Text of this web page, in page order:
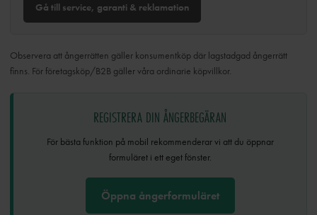
Gå till service, garanti & reklamation
Observera att ångerrätten gäller konsumentköp där lagstadgad ångerrätt
finns. För företagsköp/B2B gäller våra ordinarie köpvillkor.
REGISTRERA DIN ÅNGERBEGÄRAN
För bästa funktion på mobil rekommenderar vi att du öppnar
formuläret i ett eget fönster.
Öppna ångerformuläret